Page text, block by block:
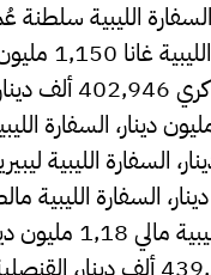
مليون،
الليبية غينيا
1,489 مليون دينار، السفارة
دينار، السفارة الليبية
دينار، السفارة
العامة تشاد 439,33 ألف